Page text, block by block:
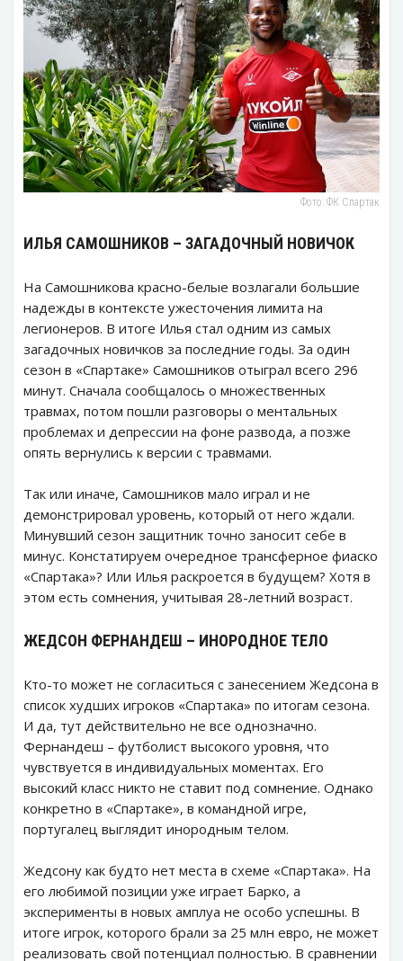
Фото: ФК Спартак
ИЛЬЯ САМОШНИКОВ – ЗАГАДОЧНЫЙ НОВИЧОК
На Самошникова красно-белые возлагали большие
надежды в контексте ужесточения лимита на
легионеров. В итоге Илья стал одним из самых
загадочных новичков за последние годы. За один
сезон в «Спартаке» Самошников отыграл всего 296
минут. Сначала сообщалось о множественных
травмах, потом пошли разговоры о ментальных
проблемах и депрессии на фоне развода, а позже
опять вернулись к версии с травмами.
Так или иначе, Самошников мало играл и не
демонстрировал уровень, который от него ждали.
Минувший сезон защитник точно заносит себе в
минус. Констатируем очередное трансферное фиаско
«Спартака»? Или Илья раскроется в будущем? Хотя в
этом есть сомнения, учитывая 28-летний возраст.
ЖЕДСОН ФЕРНАНДЕШ – ИНОРОДНОЕ ТЕЛО
Кто-то может не согласиться с занесением Жедсона в
список худших игроков «Спартака» по итогам сезона.
И да, тут действительно не все однозначно.
Фернандеш – футболист высокого уровня, что
чувствуется в индивидуальных моментах. Его
высокий класс никто не ставит под сомнение. Однако
конкретно в «Спартаке», в командной игре,
португалец выглядит инородным телом.
Жедсону как будто нет места в схеме «Спартака». На
его любимой позиции уже играет Барко, а
эксперименты в новых амплуа не особо успешны. В
итоге игрок, которого брали за 25 млн евро, не может
реализовать свой потенциал полностью. В сравнении